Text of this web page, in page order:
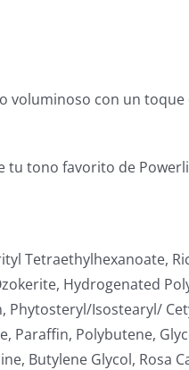
voluminoso con un toque
tu tono favorito de
Tetraethylhexanoate,
Hydrogenated
Phytosteryl/Isostearyl/
Paraffin, Polybutene,
Butylene Glycol, Rosa